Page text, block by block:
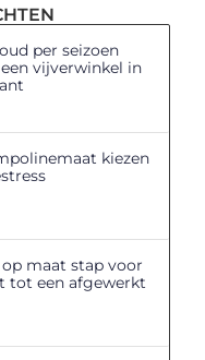
per seizoen
vijverwinkel in
kiezen
maat stap voor
tot een afgewerkt